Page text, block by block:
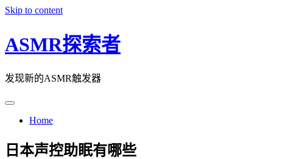
Skip to content
ASMR探索者
发现新的ASMR触发器
Home
日本声控助眠有哪些